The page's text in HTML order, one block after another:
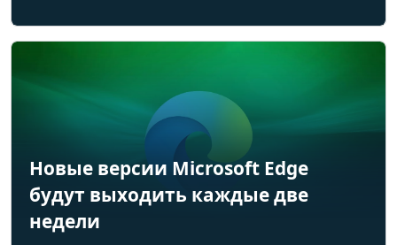
Новые версии Microsoft Edge
будут выходить каждые две
недели